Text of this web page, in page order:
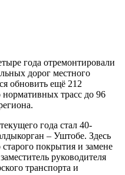
года отремонтировали
дорог местного
обновить ещё 212
трасс до 96
года стал 40-
– Уштобе. Здесь
покрытия и замене
руководителя
транспорта и